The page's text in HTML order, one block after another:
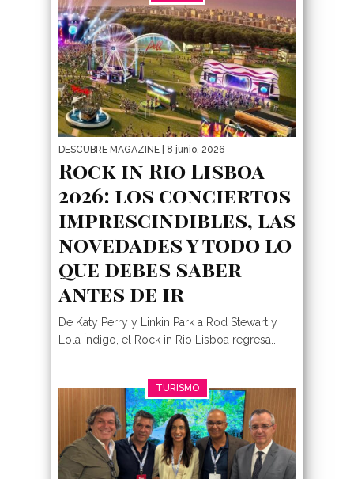
DESCUBRE MAGAZINE | 8 junio, 2026
Rock in Rio Lisboa
2026: los conciertos
imprescindibles, las
novedades y todo lo
que debes saber
antes de ir
De Katy Perry y Linkin Park a Rod Stewart y
Lola Índigo, el Rock in Rio Lisboa regresa...
TURISMO